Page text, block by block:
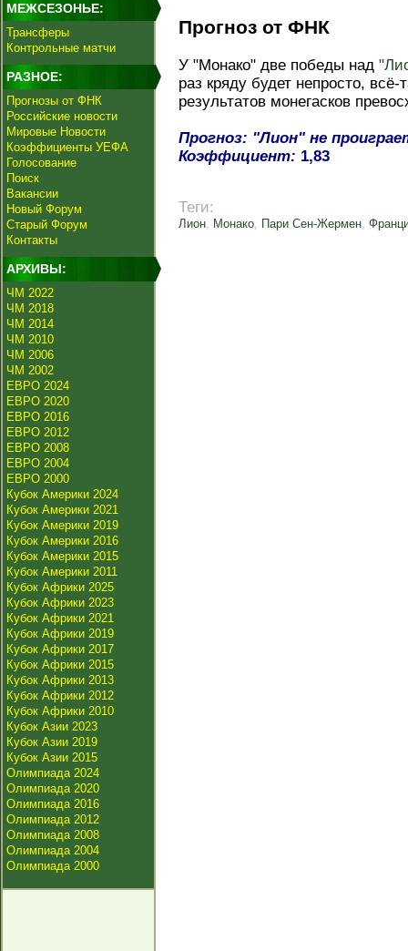
МЕЖСЕЗОНЬЕ:
Трансферы
Контрольные матчи
РАЗНОЕ:
Прогнозы от ФНК
Российские новости
Мировые Новости
Коэффициенты УЕФА
Голосование
Поиск
Вакансии
Новый Форум
Старый Форум
Контакты
АРХИВЫ:
ЧМ 2022
ЧМ 2018
ЧМ 2014
ЧМ 2010
ЧМ 2006
ЧМ 2002
ЕВРО 2024
ЕВРО 2020
ЕВРО 2016
ЕВРО 2012
ЕВРО 2008
ЕВРО 2004
ЕВРО 2000
Кубок Америки 2024
Кубок Америки 2021
Кубок Америки 2019
Кубок Америки 2016
Кубок Америки 2015
Кубок Америки 2011
Кубок Африки 2025
Кубок Африки 2023
Кубок Африки 2021
Кубок Африки 2019
Кубок Африки 2017
Кубок Африки 2015
Кубок Африки 2013
Кубок Африки 2012
Кубок Африки 2010
Кубок Азии 2023
Кубок Азии 2019
Кубок Азии 2015
Олимпиада 2024
Олимпиада 2020
Олимпиада 2016
Олимпиада 2012
Олимпиада 2008
Олимпиада 2004
Олимпиада 2000
Прогноз от ФНК
У "Монако" две победы над
раз кряду будет непросто,
результатов монегасков
Прогноз: "Лион" не
Коэффициент: 1,83
Теги:
Лион, Монако, Пари Сен-Жермен,